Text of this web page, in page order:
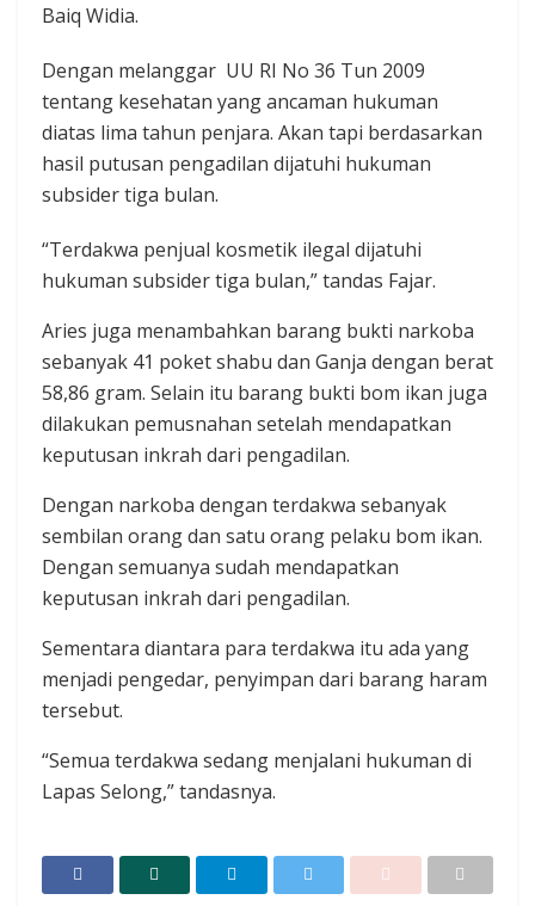
‎Baiq Widia.
Dengan melanggar UU RI No 36 Tun 2009
tentang kesehatan yang ancaman hukuman
diatas lima tahun penjara. Akan tapi berdasarkan
hasil putusan pengadilan dijatuhi hukuman
subsider tiga bulan.
“Terdakwa penjual kosmetik ilegal dijatuhi
hukuman subsider tiga bulan,” tandas Fajar.
Aries juga menambahkan ‎barang bukti narkoba
sebanyak 41 poket shabu dan Ganja dengan berat
58,86 gram. Selain itu barang bukti bom ikan juga
dilakukan pemusnahan setelah mendapatkan
keputusan inkrah dari pengadilan.
Dengan ‎narkoba dengan terdakwa sebanyak
sembilan orang dan satu orang pelaku bom ikan.
Dengan semuanya sudah mendapatkan
keputusan inkrah dari pengadilan.
Sementara diantara para terdakwa itu ada yang
menjadi pengedar, penyimpan dari barang haram
tersebut. ‎
“Semua terdakwa sedang menjalani hukuman di
Lapas Selong,” tandasnya.